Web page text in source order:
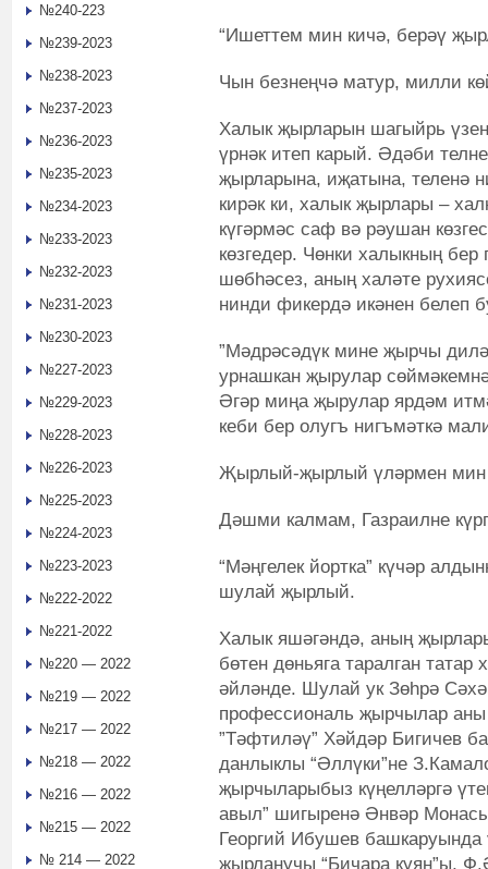
“Ишеттем мин кичә, берәү
Чын безнеңчә матур, милли
Халык җырларын шагыйрь
үрнәк итеп карый. Әдәби
җырларына, иҗатына, теленә
кирәк ки, халык җырлары –
күгәрмәс саф вә рәушан
көзгедер. Чөнки халыкның
шөбһәсез, аның халәте
нинди фикердә икәнен белеп
”Мәдрәсәдүк мине җырчы
урнашкан җырулар
Әгәр миңа җырулар ярдәм
кеби бер олугъ нигъмәткә
Җырлый-җырлый үләрмен мин
Дәшми калмам, Газраилне
“Мәңгелек йортка” күчәр
шулай җырлый.
Халык яшәгәндә, аның
бөтен дөньяга таралган
әйләнде. Шулай ук Зөһрә
профессиональ җырчылар
”Тәфтиләү” Хәйдәр Бигичев
данлыклы “Әллүки”не
җырчыларыбыз күңелләргә
авыл” шигыренә Әнвәр
Георгий Ибушев башкаруында
җырланучы “Бичара куян”ы,
№240-223
№239-2023
№238-2023
№237-2023
№236-2023
№235-2023
№234-2023
№233-2023
№232-2023
№231-2023
№230-2023
№227-2023
№229-2023
№228-2023
№226-2023
№225-2023
№224-2023
№223-2023
№222-2022
№221-2022
№220 — 2022
№219 — 2022
№217 — 2022
№218 — 2022
№216 — 2022
№215 — 2022
№ 214 — 2022